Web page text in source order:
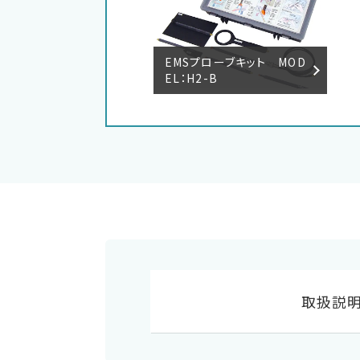
EMSプローブキット MOD
EL：H2-B
取扱説